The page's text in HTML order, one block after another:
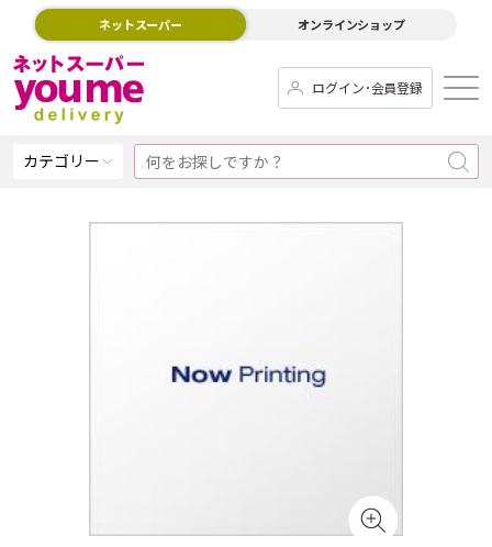
ネットスーパー オンラインショップ
ログイン･会員登録
カテゴリー